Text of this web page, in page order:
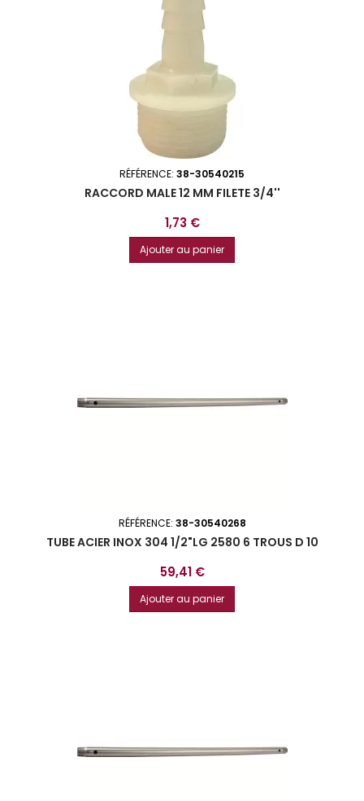
RÉFÉRENCE: 38-30540215
RACCORD MALE 12 MM FILETE 3/4''
Prix
1,73 €
Ajouter au panier
RÉFÉRENCE: 38-30540268
TUBE ACIER INOX 304 1/2"LG 2580 6 TROUS D 10
Prix
59,41 €
Ajouter au panier